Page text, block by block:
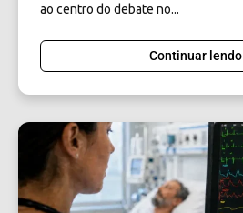
ao centro do debate no...
Continuar lendo